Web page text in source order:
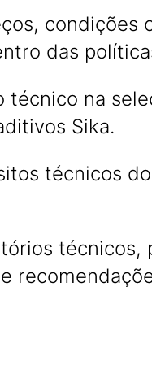
condições
das
técnico na
Sika.
técnicos
técnicos,